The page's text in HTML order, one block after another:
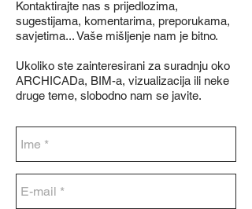
Kontaktirajte nas s prijedlozima,
sugestijama, komentarima, preporukama,
savjetima... Vaše mišljenje nam je bitno.
Ukoliko ste zainteresirani za suradnju oko
ARCHICADa, BIM-a, vizualizacija ili neke
druge teme, slobodno nam se javite.